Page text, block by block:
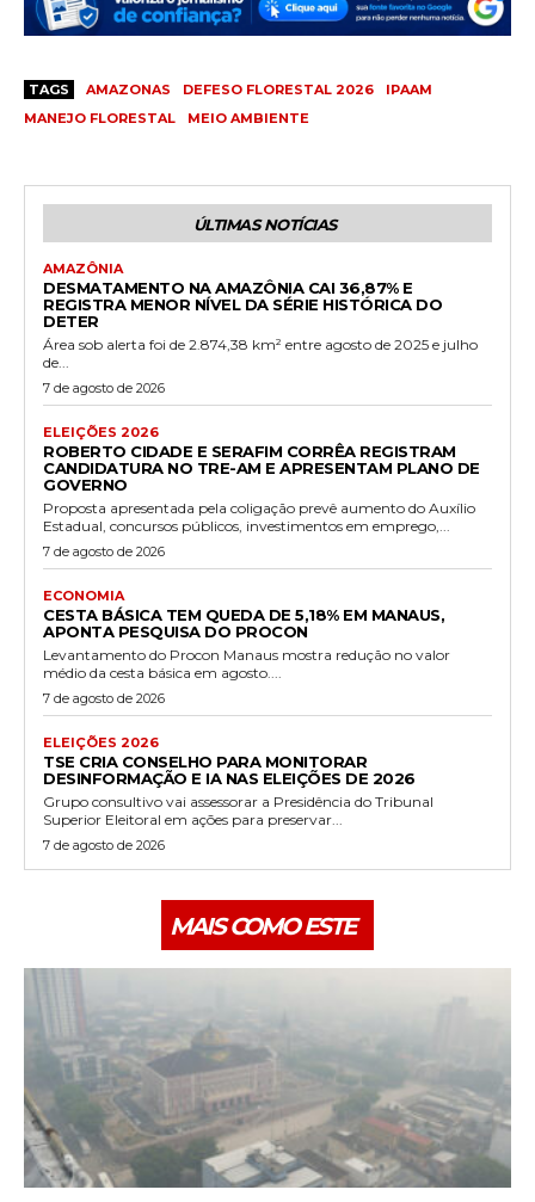
TAGS AMAZONAS DEFESO FLORESTAL 2026
IPAAM
MANEJO FLORESTAL
MEIO AMBIENTE
ÚLTIMAS NOTÍCIAS
AMAZÔNIA
DESMATAMENTO NA AMAZÔNIA CAI 36,87% E
REGISTRA MENOR NÍVEL DA SÉRIE HISTÓRICA DO
DETER
Área sob alerta foi de 2.874,38 km² entre agosto de 2025 e julho
de...
7 de agosto de 2026
ELEIÇÕES 2026
ROBERTO CIDADE E SERAFIM CORRÊA REGISTRAM
CANDIDATURA NO TRE-AM E APRESENTAM PLANO DE
GOVERNO
Proposta apresentada pela coligação prevê aumento do Auxílio
Estadual, concursos públicos, investimentos em emprego,...
7 de agosto de 2026
ECONOMIA
CESTA BÁSICA TEM QUEDA DE 5,18% EM MANAUS,
APONTA PESQUISA DO PROCON
Levantamento do Procon Manaus mostra redução no valor
médio da cesta básica em agosto....
7 de agosto de 2026
ELEIÇÕES 2026
TSE CRIA CONSELHO PARA MONITORAR
DESINFORMAÇÃO E IA NAS ELEIÇÕES DE 2026
Grupo consultivo vai assessorar a Presidência do Tribunal
Superior Eleitoral em ações para preservar...
7 de agosto de 2026
MAIS COMO ESTE